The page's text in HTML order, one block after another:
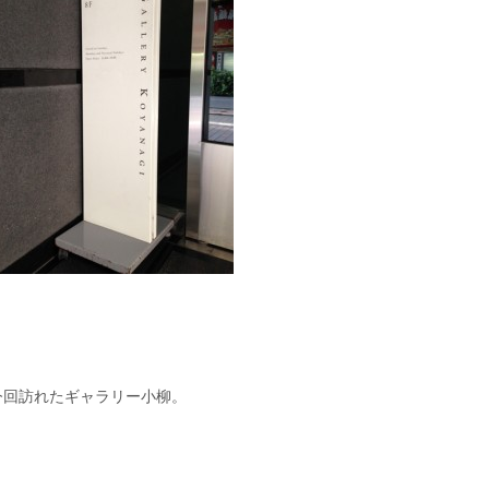
訪れたギャラリー小柳。